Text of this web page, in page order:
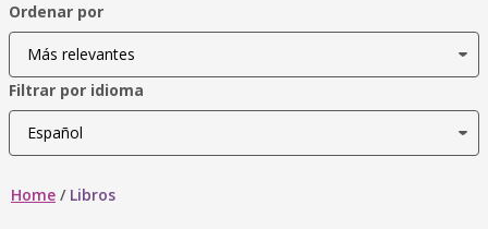
Ordenar por
Filtrar por idioma
Home / Libros